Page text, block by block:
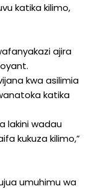
katika kilimo,
ajira
kwa asilimia
katika
lakini wadau
kukuza kilimo,”
umuhimu wa